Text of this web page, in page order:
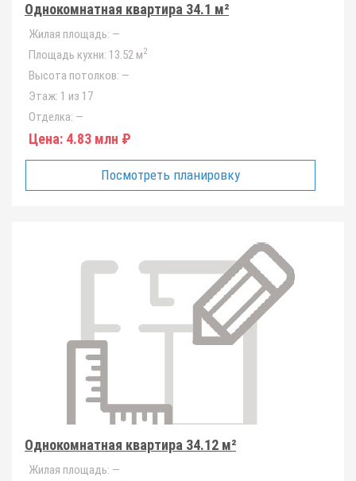
Однокомнатная квартира 34.1 м²
Жилая площадь: —
Площадь кухни: 13.52 м2
Высота потолков: —
Этаж: 1 из 17
Отделка: —
Цена: 4.83 млн ₽
Посмотреть планировку
Однокомнатная квартира 34.12 м²
Жилая площадь: —